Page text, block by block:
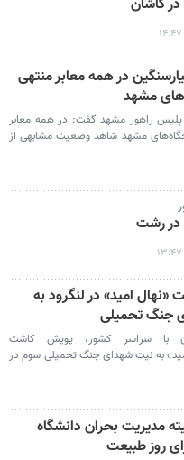
کاشان
در همه معابر منتهی
مشهد
راهور مشهد گفت: در همه معابر
مشهد شاهد وضعیت مشابهی از
در رشت
امید» در لنگرود به
جنگ تحمیلی
با سراسر کشور، پویش کاشت
به نیت شهدای جنگ تحمیلی سوم در
مدیریت بحران دانشگاه
روز طبیعت